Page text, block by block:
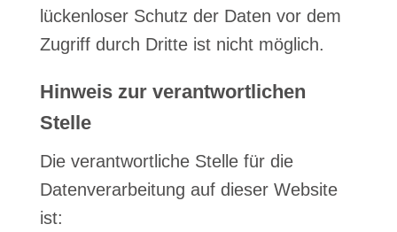
lückenloser Schutz der Daten vor dem
Zugriff durch Dritte ist nicht möglich.
Hinweis zur verantwortlichen
Stelle
Die verantwortliche Stelle für die
Datenverarbeitung auf dieser Website
ist: